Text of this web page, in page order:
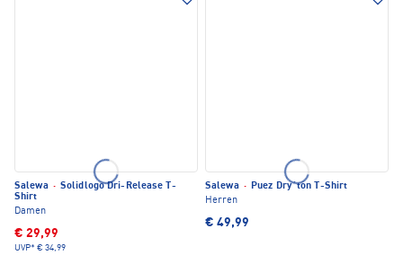
Salewa · Solidlogo Dri-Release T-
Shirt
Damen
€ 29,99
UVP* € 34,99
Salewa · Puez Dry´ton T-Shirt
Herren
€ 49,99